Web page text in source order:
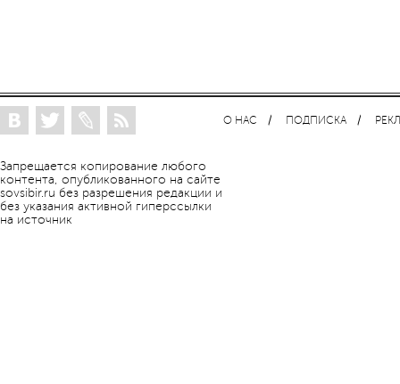
Запрещается копирование любого
контента, опубликованного на сайте
sovsibir.ru без разрешения редакции и
без указания активной гиперссылки
на источник
О НАС ПОДПИСКА